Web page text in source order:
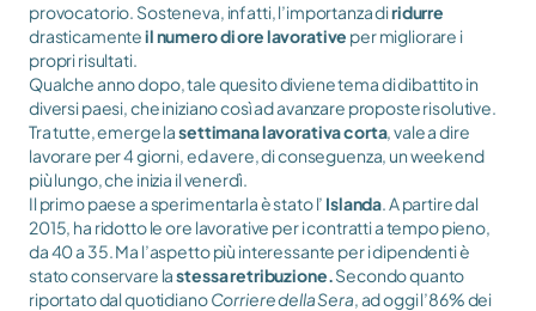
provocatorio. Sosteneva, infatti, l’importanza di ridurre
drasticamente il numero di orelavorative per migliorare i
propri risultati.
Qualche anno dopo, tale quesito diviene tema di dibattito in
diversi paesi, che iniziano così ad avanzare proposte risolutive.
Tra tutte, emerge la settimana lavorativa corta, vale a dire
lavorare per 4 giorni, ed avere, di conseguenza, un weekend
più lungo, che inizia il venerdì.
Il primo paese a sperimentarla è stato l’ Islanda. A partire dal
2015, ha ridotto le ore lavorative per i contratti a tempo pieno,
da 40 a 35. Ma l’aspetto più interessante per i dipendenti è
stato conservare la stessa retribuzione. Secondo quanto
riportato dal quotidiano Corriere della Sera, ad oggi l’86% dei